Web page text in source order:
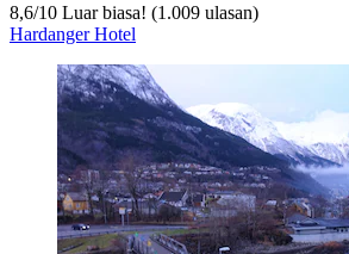
8,6/10 Luar biasa! (1.009 ulasan)
Hardanger Hotel